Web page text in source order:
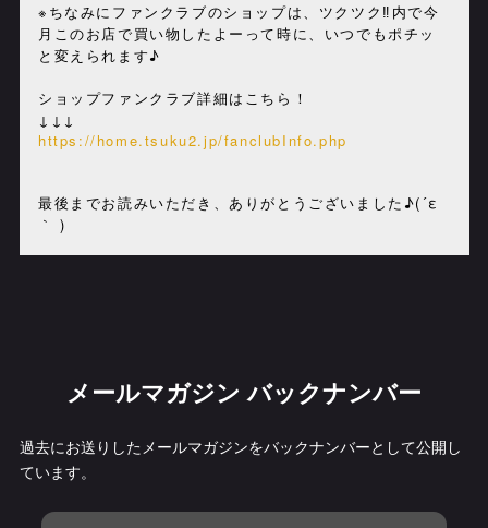
※ちなみにファンクラブのショップは、ツクツク ‼︎ 内で今
月このお店で買い物したよーって時に、いつでもポチッ
と変えられます♪
ショップファンクラブ詳細はこちら！
↓↓↓
https://home.tsuku2.jp/fanclubInfo.php
最後までお読みいただき、ありがとうございました♪(´ε
｀ )
メールマガジン バックナンバー
過去にお送りしたメールマガジンをバックナンバーとして公開し
ています。